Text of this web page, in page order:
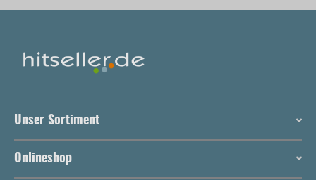
Unser Sortiment
Onlineshop